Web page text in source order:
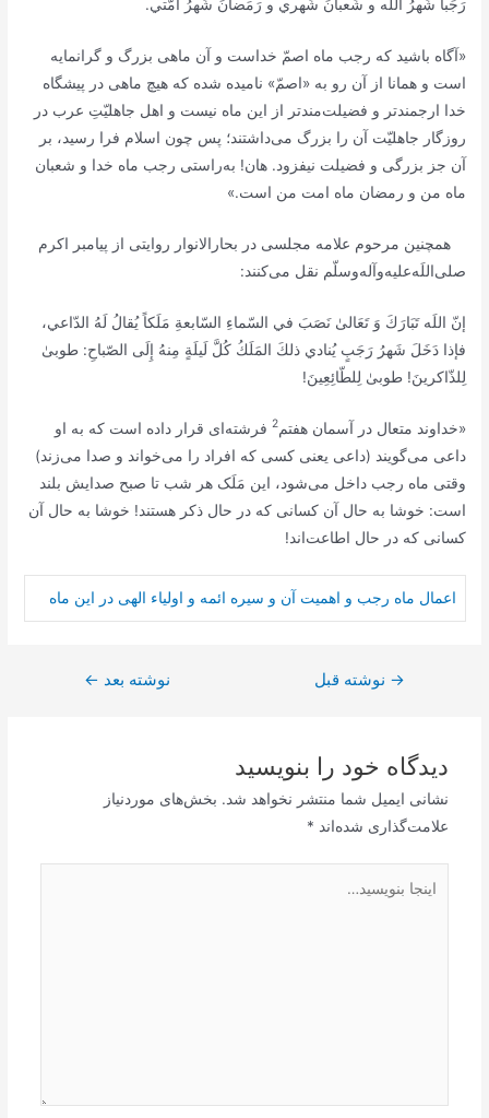
رَجَباً شَهرُ اللَه و شَعبانَ شَهري و رَمَضانَ شَهرُ أُمّتي.
«آگاه باشید که رجب ماه اصمّ‌ خداست و آن ماهى بزرگ و گرانمايه
است و همانا از آن رو به «اصمّ‌» ناميده شده كه هيچ ماهى در پيشگاه
خدا ارجمندتر و فضيلت‌مندتر از اين ماه نيست و اهل جاهليّتِ عرب در
روزگار جاهليّت آن را بزرگ مى‌داشتند؛ پس چون اسلام فرا رسيد، بر
آن جز بزرگى و فضيلت نيفزود. هان! به‌راستى رجب ماه خدا و شعبان
ماه من و رمضان ماه امت من است.»
همچنین مرحوم علامه مجلسی در بحارالانوار روایتی از پیامبر اکرم
صلی‌اللَه‌علیه‌و‌آله‌وسلّم نقل می‌کنند:
إنّ اللَه تَبَارَكَ وَ تَعَالىٰ نَصَبَ في السّماءِ السّابعةِ مَلَكاً يُقالُ لَهُ الدّاعي،
فإذا دَخَلَ شَهرُ رَجَبٍ يُنادي ذلكَ المَلَكُ كُلَّ لَيلَةٍ مِنهُ إِلَى الصّباحِ: طوبىٰ
لِلذّاكرينَ! طوبىٰ لِلطّائِعِينَ!
«خداوند متعال در آسمان هفتم2 فرشته‌ای قرار داده است که به او
داعى مى‌گویند (داعی یعنى کسى که افراد را مى‌خواند و صدا مى‌زند)
وقتی ماه رجب داخل مى‌شود، این مَلَک هر شب تا صبح صدایش بلند
است: خوشا به حال آن کسانى که در حال ذکر هستند! خوشا به حال آن
کسانى که در حال اطاعت‌اند!
اعمال ماه رجب و اهمیت آن و سیره ائمه و اولیاء الهی در این ماه
راهبری
→ نوشته قبل نوشته بعد ←
دیدگاه‌ خود را بنویسید
نشانی ایمیل شما منتشر نخواهد شد. بخش‌های موردنیاز
علامت‌گذاری شده‌اند *
بنویسید…